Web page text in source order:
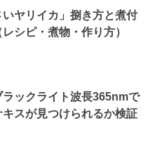
いヤリイカ」捌き方と煮付
シピ・煮物・作り方）
ラックライト波長365nmで
キスが見つけられるか検証